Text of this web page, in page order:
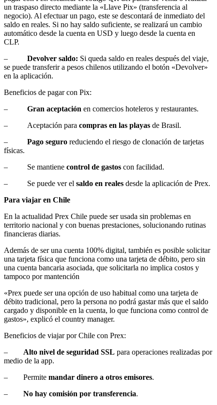
un traspaso directo mediante la «Llave Pix» (transferencia al
negocio). Al efectuar un pago, este se descontará de inmediato del
saldo en reales. Si no hay saldo suficiente, se realizará un cambio
automático desde la cuenta en USD y luego desde la cuenta en
CLP.
– Devolver saldo: Si queda saldo en reales después del viaje,
se puede transferir a pesos chilenos utilizando el botón «Devolver»
en la aplicación.
Beneficios de pagar con Pix:
– Gran aceptación en comercios hoteleros y restaurantes.
– Aceptación para compras en las playas de Brasil.
– Pago seguro reduciendo el riesgo de clonación de tarjetas
físicas.
– Se mantiene control de gastos con facilidad.
– Se puede ver el saldo en reales desde la aplicación de Prex.
Para viajar en Chile
En la actualidad Prex Chile puede ser usada sin problemas en
territorio nacional y con buenas prestaciones, solucionando rutinas
financieras diarias.
Además de ser una cuenta 100% digital, también es posible solicitar
una tarjeta física que funciona como una tarjeta de débito, pero sin
una cuenta bancaria asociada, que solicitarla no implica costos y
tampoco por mantención
«Prex puede ser una opción de uso habitual como una tarjeta de
débito tradicional, pero la persona no podrá gastar más que el saldo
cargado y disponible en la cuenta, lo que funciona como control de
gastos», explicó el country manager.
Beneficios de viajar por Chile con Prex:
– Alto nivel de seguridad SSL para operaciones realizadas por
medio de la app.
– Permite mandar dinero a otros emisores.
– No hay comisión por transferencia.